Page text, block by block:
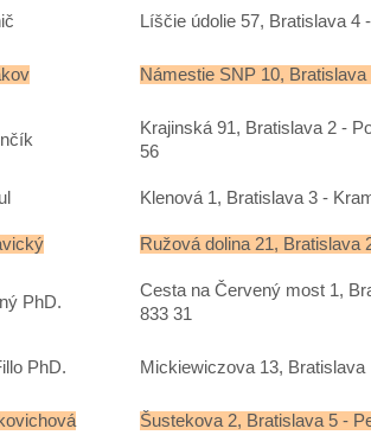
Líščie údolie 57, Bratislava 4
Námestie SNP 10,
Krajinská 91, Bratislava 2 -
56
Klenová 1, Bratislava 3 -
Ružová dolina 21, Bratislava
PhD.
Cesta na Červený most 1,
833 31
PhD. Mickiewiczova 13,
Šustekova 2, Bratislava 5 -